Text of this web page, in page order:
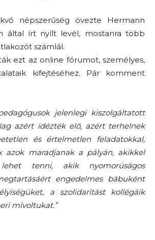
népszerűség övezte Hermann
által írt nyílt levél, mostanra több
számlál.
ezt az online fórumot, személyes,
kifejtéséhez. Pár komment
jelenlegi kiszolgáltatott
azért idézték elő, azért terhelnek
és értelmetlen feladatokkal,
azok maradjanak a pályán, akikkel
tenni, akik nyomorúságos
engedelmes bábuként
a szolidaritást kollégáik
mivoltukat.”